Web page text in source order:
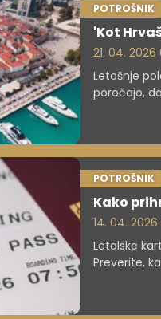
POTROŠNIK
'Kot
21. 04.
Letošnje
poročajo,
POTROŠNIK
Kako
14. 04.
Letalske
Preverite,